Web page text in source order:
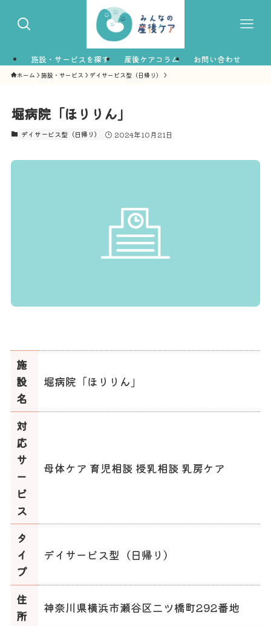
施設・サービスを探す 産後ケアコラム お問い合わせ
ホーム 施設・サービス デイサービス型（日帰り）
堀病院「ほりりん」
デイサービス型（日帰り） 2024年10月21日
施
設
名
堀病院「ほりりん」
対
応
サ
ー
ビ
ス
母体ケア 育児相談 授乳相談 乳房ケア
タ
イ
プ
デイサービス型（日帰り）
住
所
神奈川県横浜市瀬谷区二ツ橋町292番地